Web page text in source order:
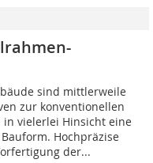
sind mittlerweile
zur konventionellen
in vielerlei Hinsicht eine
Hochpräzise
der...